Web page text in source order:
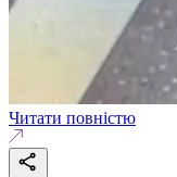
Читати повністю